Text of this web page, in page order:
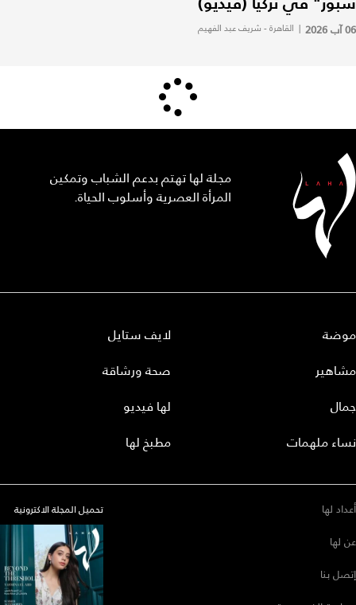
06 آب 2026 | القاهرة - شريف عبد الفهيم
مجلة لها تهتم بدعم الشباب وتمكين
المرأة العصرية وأسلوب الحياة.
موضة
مشاهير
جمال
نساء ملهمات
لايف ستايل
صحة ورشاقة
لها فيديو
مطبخ لها
أعداد لها
عن لها
إتصل بنا
تحميل المجلة الاكترونية